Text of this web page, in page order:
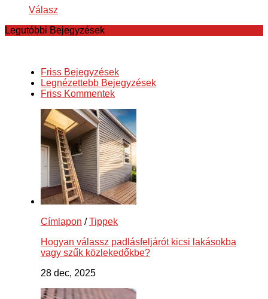
Válasz
Legutóbbi Bejegyzések
Friss Bejegyzések
Legnézettebb Bejegyzések
Friss Kommentek
Címlapon /Tippek
Hogyan válassz padlásfeljárót kicsi lakásokba
vagy szűk közlekedőkbe?
28 dec, 2025